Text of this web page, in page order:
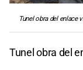
Tunel obra del enlace
Tunel obra del